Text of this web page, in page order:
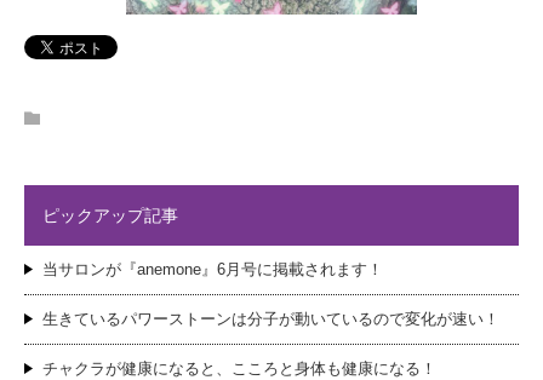
ピックアップ記事
当サロンが『anemone』6月号に掲載されます！
生きているパワーストーンは分子が動いているので変化が速い！
チャクラが健康になると、こころと身体も健康になる！